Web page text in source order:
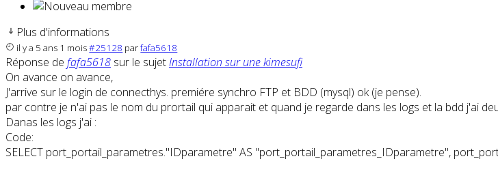
Plus d'informations
il y a 5 ans 1 mois#25128 parfafa5618
Réponse de fafa5618 sur le sujetInstallation sur une kimesufi
On avance on avance,
J'arrive sur le login de connecthys. premiére synchro FTP et BDD (mysql) ok (je pense).
par contre je n'ai pas le nom du prortail qui apparait et quand je regarde dans les logs et la bdd j'ai
Danas les logs j'ai :
Code:
SELECT port_portail_parametres."IDparametre" AS "port_portail_parametres_IDparametre",